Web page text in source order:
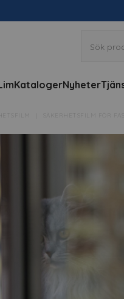
KatalogerNyheter
SÄKERHETSFILM FÖR